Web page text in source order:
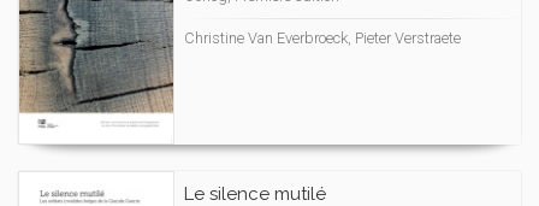
Christine Van Everbroeck, Pieter Verstraete
Le silence mutilé